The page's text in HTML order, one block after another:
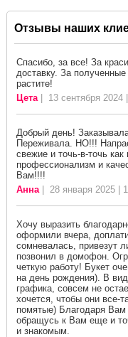
Отзывы наших
Спасибо, за все! За
доставку. За
растите!
Цета| 13 сентября 2024
Добрый день!
Переживала. НО!!!
свежие и точь-в-точь
профессионализм и
Вам!!!!
Анна| 28 января 2025 |
Хочу выразить
оформили вчера,
сомневалась, привезут
позвонил в домофон.
четкую работу! Букет
на день рождения). В
графика, совсем не
хочется, чтобы они все-
помятые) Благодаря
обращусь к Вам еще и
и знакомым.